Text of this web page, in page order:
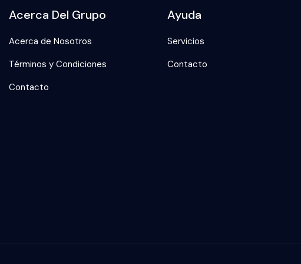
Acerca Del Grupo
Acerca de Nosotros
Términos y Condiciones
Contacto
Ayuda
Servicios
Contacto